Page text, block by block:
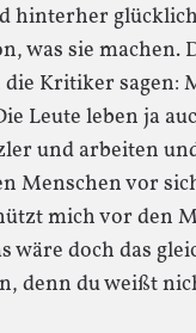
hinterher
was sie
Kritiker sagen:
Leute leben ja
und arbeiten
Menschen vor
mich vor den
wäre doch das
denn du weißt